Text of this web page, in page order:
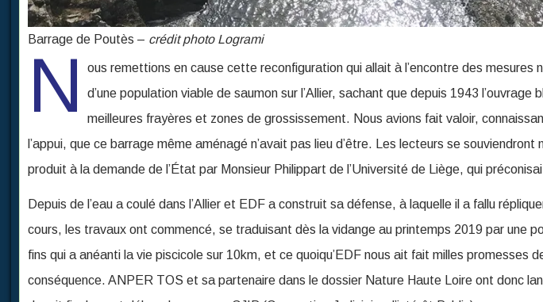
Barrage de Poutès – crédit photo Logrami
N
ous remettions en cause cette reconfiguration qui allait à l’encontre des mesures
d’une population viable de saumon sur l’Allier, sachant que depuis 1943 l’ouvrage
meilleures frayères et zones de grossissement. Nous avions fait valoir,
l’appui, que ce barrage même aménagé n’avait pas lieu d’être. Les lecteurs se
produit à la demande de l’État par Monsieur Philippart de l’Université de Liège, qui
Depuis de l’eau a coulé dans l’Allier et EDF a construit sa défense, à laquelle il a fallu
cours, les travaux ont commencé, se traduisant dès la vidange au printemps 2019 par une
fins qui a anéanti la vie piscicole sur 10km, et ce quoiqu’EDF nous ait fait milles promesses
conséquence. ANPER TOS et sa partenaire dans le dossier Nature Haute Loire ont donc